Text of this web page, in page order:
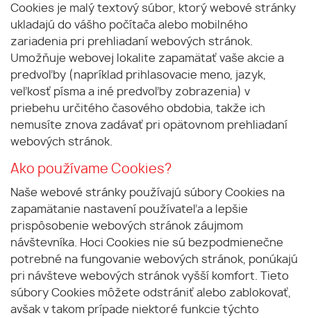
Cookies je malý textový súbor, ktorý webové stránky
ukladajú do vášho počítača alebo mobilného
zariadenia pri prehliadaní webových stránok.
Umožňuje webovej lokalite zapamätať vaše akcie a
predvoľby (napríklad prihlasovacie meno, jazyk,
veľkosť písma a iné predvoľby zobrazenia) v
priebehu určitého časového obdobia, takže ich
nemusíte znova zadávať pri opätovnom prehliadaní
webových stránok.
Ako používame Cookies?
Naše webové stránky používajú súbory Cookies na
zapamätanie nastavení používateľa a lepšie
prispôsobenie webových stránok záujmom
návštevníka. Hoci Cookies nie sú bezpodmienečne
potrebné na fungovanie webových stránok, ponúkajú
pri návšteve webových stránok vyšší komfort. Tieto
súbory Cookies môžete odstrániť alebo zablokovať,
avšak v takom prípade niektoré funkcie týchto